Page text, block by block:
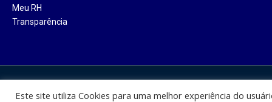
Meu RH
Transparência
Este site utiliza Cookies para uma melhor experiência do